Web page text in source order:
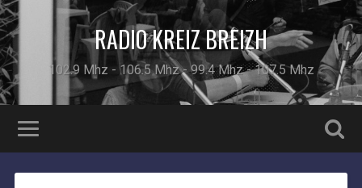
RADIO KREIZ BREIZH
102.9 Mhz - 106.5 Mhz - 99.4 Mhz - 107.5 Mhz